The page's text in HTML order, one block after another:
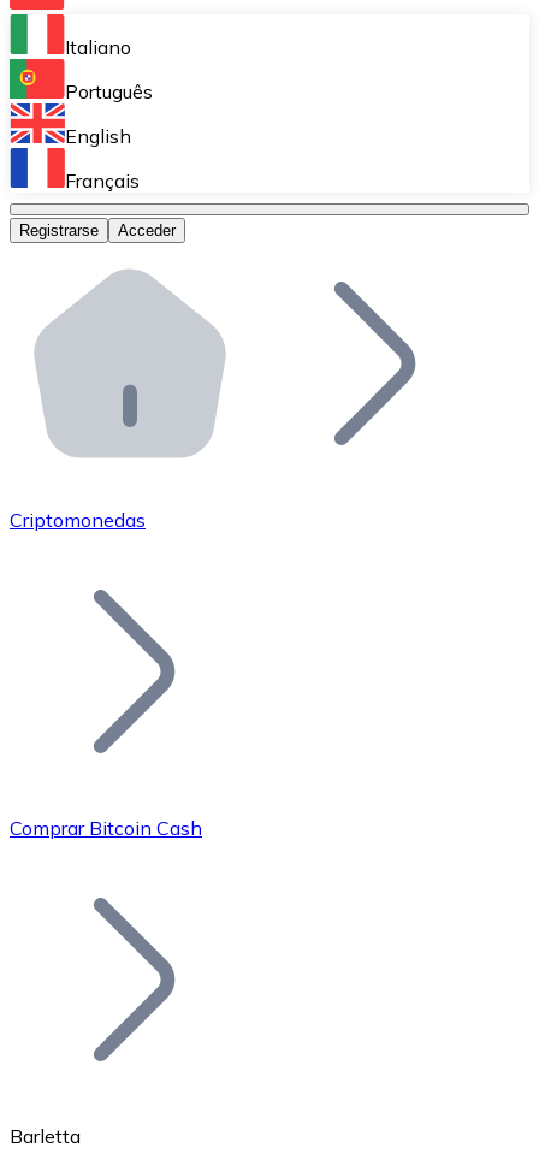
Bitnovo Ramp
Integra nuestra solución en tu plataforma.
Bitnovo Giftcards
Bitnovo OTC
Bitnovo ATM
Integra un ATM Bitnovo en tu negocio y permite que
Bitnovo API
Integra nuestra API en tu ecosistema.
Únete a nuestra red de distribuidores.
Añade tu proyecto a nuestro ecosistema.
Bitcoin
Italiano
Português
English
Français
Registrarse Acceder
Criptomonedas
Comprar Bitcoin Cash
Barletta